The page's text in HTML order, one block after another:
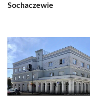
Sochaczewie